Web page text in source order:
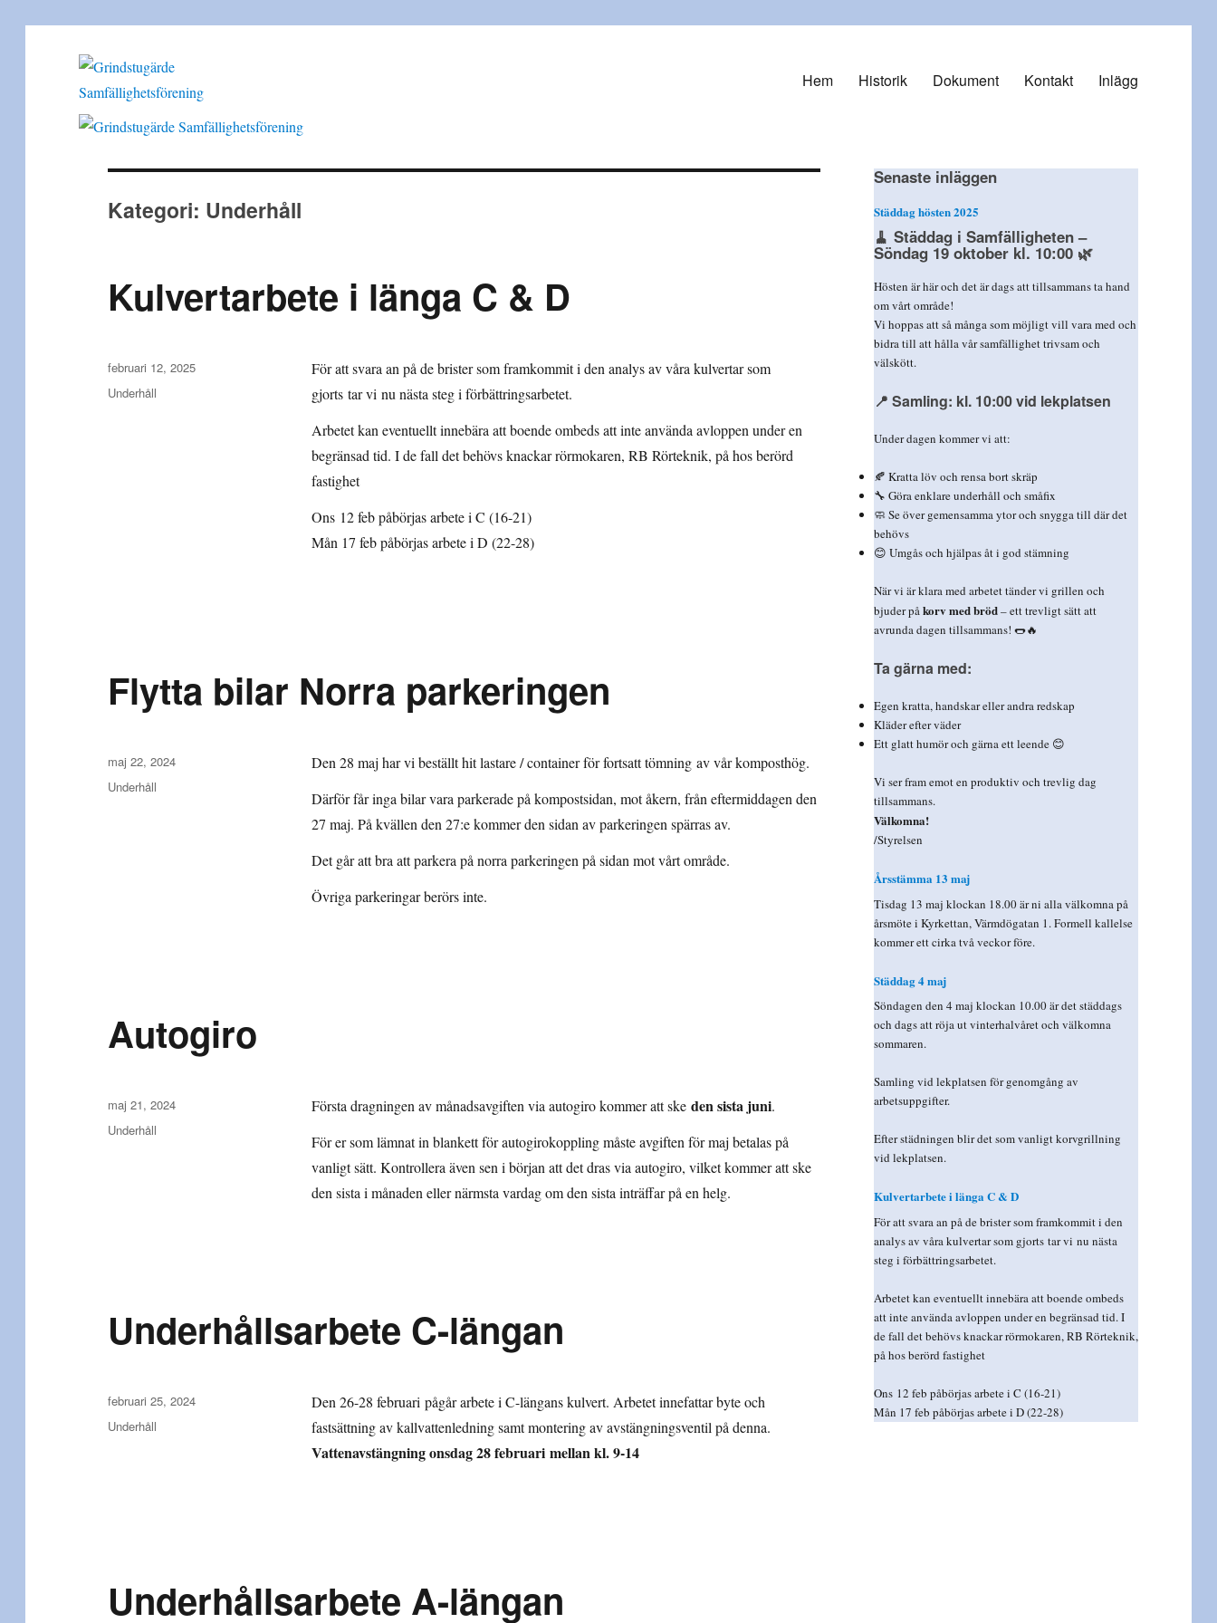
Grindstugärde Samfällighetsförening
Hem Historik Dokument Kontakt Inlägg
Kategori: Underhåll
Kulvertarbete i länga C & D
För att svara an på de brister som framkommit i den analys av våra kulvertar som
gjorts tar vi nu nästa steg i förbättringsarbetet.
Arbetet kan eventuellt innebära att boende ombeds att inte använda avloppen under en
begränsad tid. I de fall det behövs knackar rörmokaren, RB Rörteknik, på hos berörd
fastighet
Ons 12 feb påbörjas arbete i C (16-21)
Mån 17 feb påbörjas arbete i D (22-28)
Publicerat
den
februari 12, 2025
Kategorier
Underhåll
Flytta bilar Norra parkeringen
Den 28 maj har vi beställt hit lastare / container för fortsatt tömning av vår komposthög.
Därför får inga bilar vara parkerade på kompostsidan, mot åkern, från eftermiddagen den
27 maj. På kvällen den 27:e kommer den sidan av parkeringen spärras av.
Det går att bra att parkera på norra parkeringen på sidan mot vårt område.
Övriga parkeringar berörs inte.
Publicerat
den
maj 22, 2024
Kategorier
Underhåll
Autogiro
Första dragningen av månadsavgiften via autogiro kommer att ske den sista juni.
För er som lämnat in blankett för autogirokoppling måste avgiften för maj betalas på
vanligt sätt. Kontrollera även sen i början att det dras via autogiro, vilket kommer att ske
den sista i månaden eller närmsta vardag om den sista inträffar på en helg.
Publicerat
den
maj 21, 2024
Kategorier
Underhåll
Underhållsarbete C-längan
Den 26-28 februari pågår arbete i C-längans kulvert. Arbetet innefattar byte och
fastsättning av kallvattenledning samt montering av avstängningsventil på denna.
Vattenavstängning onsdag 28 februari mellan kl. 9-14
Publicerat
den
februari 25, 2024
Kategorier
Underhåll
Underhållsarbete A-längan
Senaste inläggen
Städdag hösten 2025
🧹 Städdag i Samfälligheten –
Söndag 19 oktober kl. 10:00🌿
Hösten är här och det är dags att tillsammans ta hand
om vårt område!
Vi hoppas att så många som möjligt vill vara med och
bidra till att hålla vår samfällighet trivsam och
välskött.
📍 Samling: kl. 10:00 vid lekplatsen
Under dagen kommer vi att:
🍂 Kratta löv och rensa bort skräp
🔧 Göra enklare underhåll och småfix
🧼 Se över gemensamma ytor och snygga till där det
behövs
😊 Umgås och hjälpas åt i god stämning
När vi är klara med arbetet tänder vi grillen och
bjuder påkorv med bröd– ett trevligt sätt att
avrunda dagen tillsammans! 🌭🔥
Ta gärna med:
Egen kratta, handskar eller andra redskap
Kläder efter väder
Ett glatt humör och gärna ett leende 😊
Vi ser fram emot en produktiv och trevlig dag
tillsammans.
Välkomna!
/Styrelsen
Årsstämma 13 maj
Tisdag 13 maj klockan 18.00 är ni alla välkomna på
årsmöte i Kyrkettan, Värmdögatan 1. Formell kallelse
kommer ett cirka två veckor före.
Städdag 4 maj
Söndagen den 4 maj klockan 10.00 är det städdags
och dags att röja ut vinterhalvåret och välkomna
sommaren.
Samling vid lekplatsen för genomgång av
arbetsuppgifter.
Efter städningen blir det som vanligt korvgrillning
vid lekplatsen.
Kulvertarbete i länga C & D
För att svara an på de brister som framkommit i den
analys av våra kulvertar som gjorts tar vi nu nästa
steg i förbättringsarbetet.
Arbetet kan eventuellt innebära att boende ombeds
att inte använda avloppen under en begränsad tid. I
de fall det behövs knackar rörmokaren, RB Rörteknik,
på hos berörd fastighet
Ons 12 feb påbörjas arbete i C (16-21)
Mån 17 feb påbörjas arbete i D (22-28)